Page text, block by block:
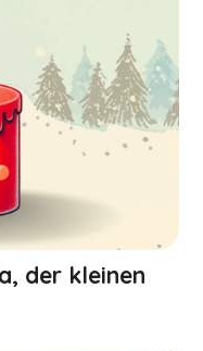
der kleinen